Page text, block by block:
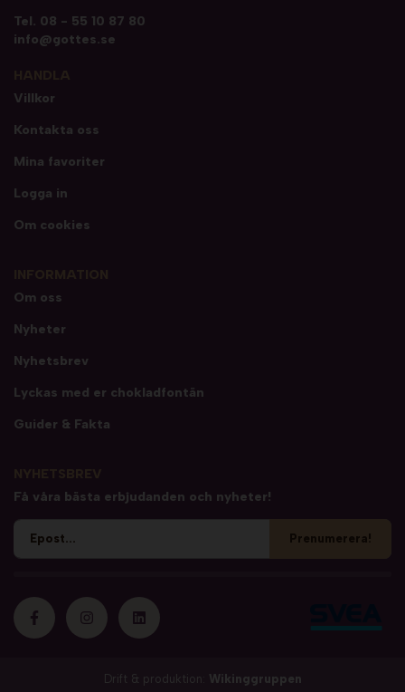
Tel. 08 - 55 10 87 80
info@gottes.se
Villkor
Kontakta oss
Mina favoriter
Logga in
Om cookies
Om oss
Nyheter
Nyhetsbrev
Lyckas med er chokladfontän
Guider & Fakta
Få våra bästa erbjudanden och nyheter!
Prenumerera!
Drift & produktion: Wikinggruppen